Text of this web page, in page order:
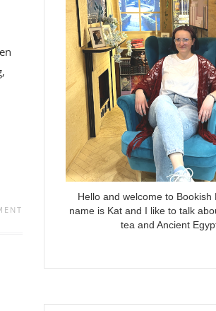
Hello and welcome to Bookish
name is Kat and I like to talk
tea and Ancient